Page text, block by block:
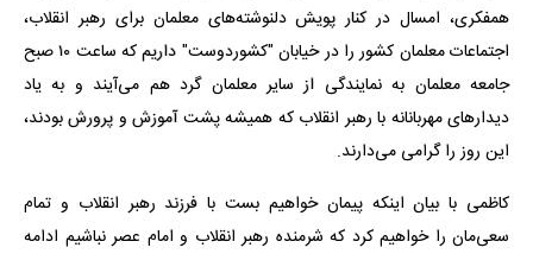
همفکری، امسال در کنار پویش دلنوشته‌های معلمان برای رهبر انقلاب،
اجتماعات معلمان کشور را در خیابان "کشوردوست" داریم که ساعت ۱۰ صبح
جامعه معلمان به نمایندگی از سایر معلمان گرد هم می‌آیند و به یاد
دیدارهای مهربانانه با رهبر انقلاب که همیشه پشت آموزش و پرورش بودند،
این روز را گرامی می‌دارند.
کاظمی با بیان اینکه پیمان خواهیم بست با فرزند رهبر انقلاب و تمام
سعی‌مان را خواهیم کرد که شرمنده رهبر انقلاب و امام عصر نباشیم ادامه